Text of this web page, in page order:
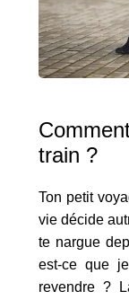
train ?
Ton petit
vie décide
te nargue
est-ce que
revendre ?